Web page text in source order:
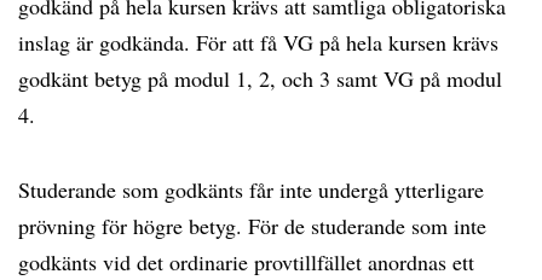
godkänd på hela kursen krävs att samtliga obligatoriska
inslag är godkända. För att få VG på hela kursen krävs
godkänt betyg på modul 1, 2, och 3 samt VG på modul
4.
Studerande som godkänts får inte undergå ytterligare
prövning för högre betyg. För de studerande som inte
godkänts vid det ordinarie provtillfället anordnas ett